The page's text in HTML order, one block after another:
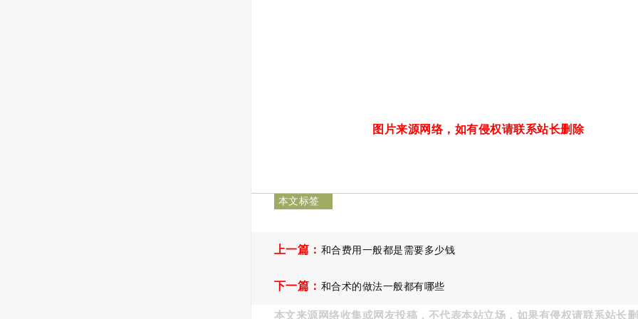
图片来源网络，如有侵权请联系站长删除
本文标签
上一篇： 和合费用一般都是需要多少钱
下一篇： 和合术的做法一般都有哪些
本文来源网络收集或网友投稿，不代表本站立场，如果有侵权请联系站长